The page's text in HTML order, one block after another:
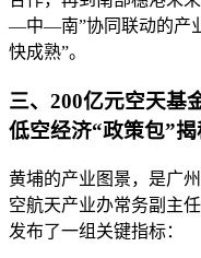
—中—南”协同联动的产
快成熟”。
三、200亿元空天基
低空经济“政策包”揭
黄埔的产业图景，是广
空航天产业办常务副主
发布了一组关键指标：